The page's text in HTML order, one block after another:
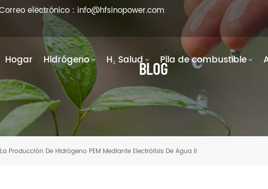
electrónico : info@hfsinopower.com
Hogar Hidrógeno H₂ Salud Pila de combustible
BLOG
Producción De Hidrógeno PEM Mediante Electrólisis De Agua II